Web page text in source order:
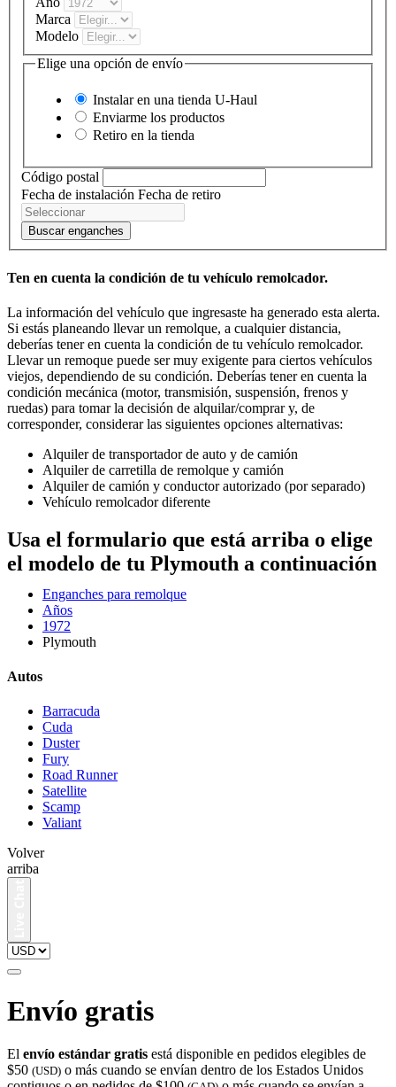
Marca
Modelo
Elige una opción de envío
Instalar en una tienda U-Haul
Enviarme los productos
Retiro en la tienda
Código postal
Fecha de instalación Fecha de retiro
Buscar enganches
Ten en cuenta la condición de tu vehículo remolcador.
La información del vehículo que ingresaste ha generado esta alerta.
Si estás planeando llevar un remolque, a cualquier distancia,
deberías tener en cuenta la condición de tu vehículo remolcador.
Llevar un remoque puede ser muy exigente para ciertos vehículos
viejos, dependiendo de su condición. Deberías tener en cuenta la
condición mecánica (motor, transmisión, suspensión, frenos y
ruedas) para tomar la decisión de alquilar/comprar y, de
corresponder, considerar las siguientes opciones alternativas:
Alquiler de transportador de auto y de camión
Alquiler de carretilla de remolque y camión
Alquiler de camión y conductor autorizado (por separado)
Vehículo remolcador diferente
Usa el formulario que está arriba o elige
el modelo de tu Plymouth a continuación
Enganches para remolque
Años
1972
Plymouth
Autos
Barracuda
Cuda
Duster
Fury
Road Runner
Satellite
Scamp
Valiant
Volver
arriba
Envío gratis
El envío estándar gratis está disponible en pedidos elegibles de
$50 (USD) o más cuando se envían dentro de los Estados Unidos